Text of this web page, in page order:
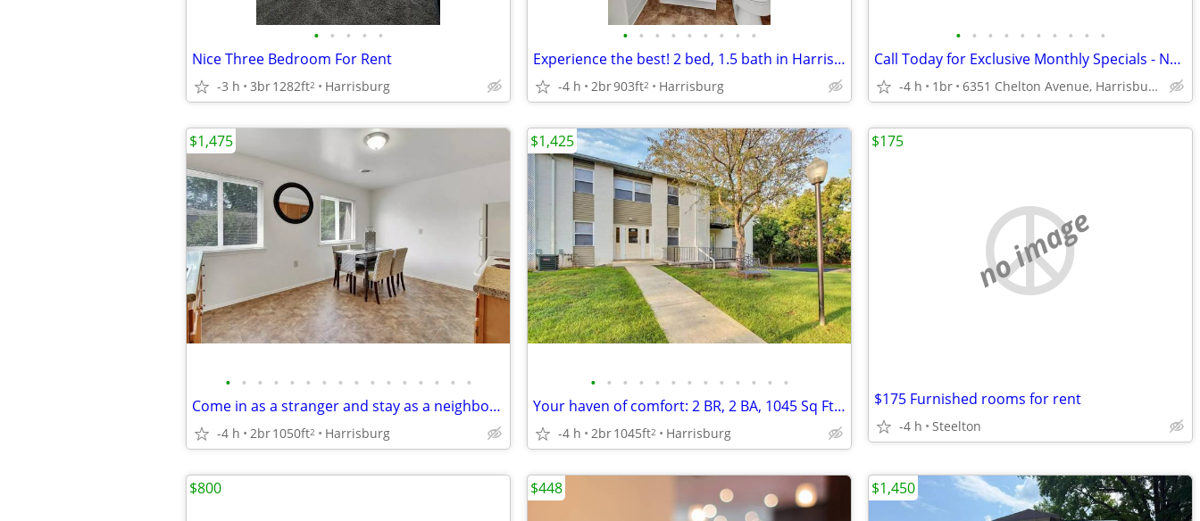
• • • • •
Nice Three Bedroom For Rent
-3 h 3br1282ft2 Harrisburg
• • • • • • • • •
Experience the best! 2 bed, 1.5 bath in Harrisburg's hot spot.
-4 h 2br903ft2 Harrisburg
• • • • • • • • • •
Call Today for Exclusive Monthly Specials - No Lease, No Deposit!
-4 h 1br 6351 Chelton Avenue, Harrisburg, PA
• • • • • • • • • • • • • • • •
Come in as a stranger and stay as a neighbor! 2 Bed/1.5 Bath/1050 SqFt
-4 h 2br1050ft2 Harrisburg
$1,475
• • • • • • • • • • • • •
Your haven of comfort: 2 BR, 2 BA, 1045 Sq Ft homes.
-4 h 2br1045ft2 Harrisburg
$1,425
no image
$175 Furnished rooms for rent
-4 h Steelton
$175
$800 $448 $1,450